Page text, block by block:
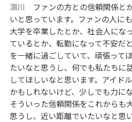
瀬川 ファンの方との信頼関係と
いと思っています。ファンの人に
大学を卒業したとか、社会人にな
ているとか、転勤になって不安だ
を一緒に過ごしていて、頑張って
たいなと思うし、何でも私たちに
してほしいなと思います。アイド
かもしれないけど、少しでも力に
そういった信頼関係をこれからも
思うし、近い距離でいたいなと思い